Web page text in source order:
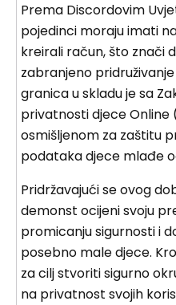
Prema Discordovim
pojedinci moraju imati
kreirali račun, što znači
zabranjeno
granica u skladu je sa
privatnosti djece Online
osmišljenom za zaštitu
podataka djece mlađe
Pridržavajući se ovog
demonst ocijeni svoju
promicanju sigurnosti i
posebno male djece.
za cilj stvoriti sigurno
na privatnost svojih